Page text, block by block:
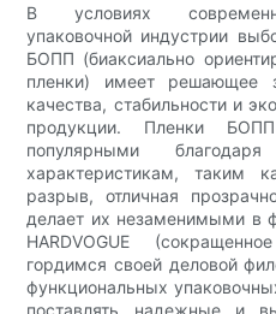
В условиях
упаковочной индустрии
БОПП (биаксиально
пленки) имеет решающее
качества, стабильности и
продукции. Пленки
популярными
характеристикам, таким
разрыв, отличная
делает их незаменимыми в
HARDVOGUE
гордимся своей деловой
функциональных
поставлять надежные и